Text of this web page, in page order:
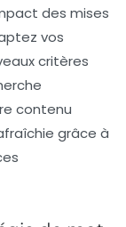
des mises
vos
critères
contenu
grâce à